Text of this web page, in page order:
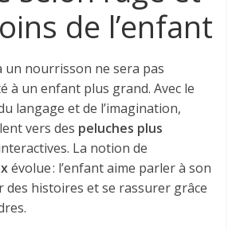
de l’enfant
un nourrisson ne sera pas
à un enfant plus grand. Avec le
langage et de l’imagination,
vers des peluches plus
La notion de
évolue : l’enfant aime parler à son
des histoires et se rassurer grâce